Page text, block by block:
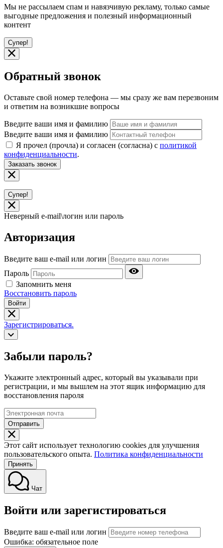
Мы не рассылаем спам и навязчивую рекламу, только самые
выгодные предложения и полезный информационный
контент
Супер!
Обратный звонок
Оставьте свой номер телефона — мы сразу же вам перезвоним
и ответим на возникшие вопросы
Введите ваши имя и фамилию
Введите ваши имя и фамилию
Я прочел (прочла) и согласен (согласна) с политикой
конфиденциальности.
Заказать звонок
Супер!
Неверный e-mail\логин или пароль
Авторизация
Введите ваш e-mail или логин
Пароль
Запомнить меня
Восстановить пароль
Войти
Зарегистрироваться.
Забыли пароль?
Укажите электронный адрес, который вы указывали при
регистрации, и мы вышлем на этот ящик информацию для
восстановления пароля
Отправить
Этот сайт использует технологию cookies для улучшения
пользовательского опыта. Политика конфиденциальности
Принять
Чат
Войти или зарегистироваться
Введите ваш e-mail или логин
Ошибка: обязательное поле